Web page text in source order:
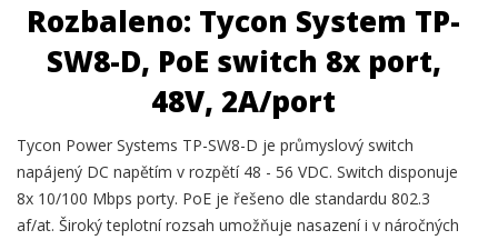
Rozbaleno: Tycon System TP-
SW8-D, PoE switch 8x port,
48V, 2A/port
Tycon Power Systems TP-SW8-D je průmyslový switch
napájený DC napětím v rozpětí 48 - 56 VDC. Switch disponuje
8x 10/100 Mbps porty. PoE je řešeno dle standardu 802.3
af/at. Široký teplotní rozsah umožňuje nasazení i v náročných